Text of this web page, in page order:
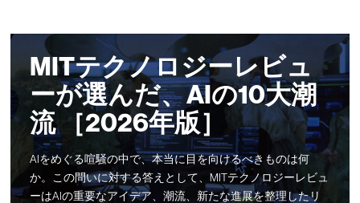
MITテクノロジーレビュ
ーが選んだ、AIの10大潮
流 ［2026年版］
AIをめぐる喧騒の中で、本当に目を向けるべきものは何
か。この問いに対する答えとして、MITテクノロジーレビュ
ーはAIの重要なアイデア、潮流、新たな進展を整理したリ